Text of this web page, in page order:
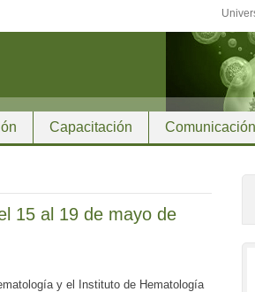
Capacitación Comunicación
15 al 19 de mayo de
y el Instituto de Hematología